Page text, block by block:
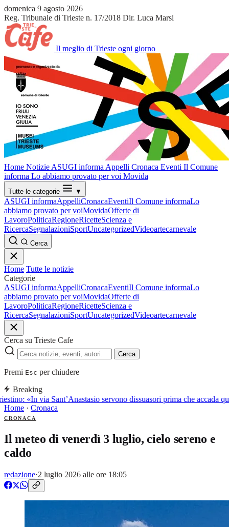
domenica 9 agosto 2026
Reg. Tribunale di Trieste n. 17/2018 Dir. Luca Marsi
Il meglio di Trieste ogni giorno
Home Notizie ASUGI informa Appelli Cronaca Eventi Il Comune
informa Lo abbiamo provato per voi Movida
Tutte le categorie ▼
ASUGI informaAppelliCronacaEventiIl Comune informaLo
abbiamo provato per voiMovidaOfferte di
LavoroPoliticaRegioneRicetteScienza e
RicercaSegnalazioniSportUncategorizedVideoartecarnevale
Cerca
Home Tutte le notizie
Categorie
ASUGI informaAppelliCronacaEventiIl Comune informaLo
abbiamo provato per voiMovidaOfferte di
LavoroPoliticaRegioneRicetteScienza e
RicercaSegnalazioniSportUncategorizedVideoartecarnevale
Cerca su Trieste Cafe
Cerca
Premi Esc per chiudere
Breaking
«In via Sant’Anastasio servono dissuasori prima che accada
Home · Cronaca
CRONACA
Il meteo di venerdì 3 luglio, cielo sereno e
caldo
redazione·2 luglio 2026 alle ore 18:05